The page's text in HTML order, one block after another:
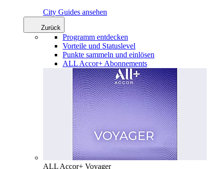
City Guides ansehen
Zurück
Programm entdecken
Vorteile und Statuslevel
Punkte sammeln und einlösen
ALL Accor+ Abonnements
ALL Accor+ Voyager